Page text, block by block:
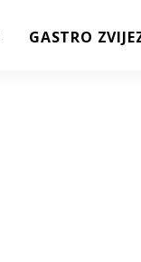
GASTRO